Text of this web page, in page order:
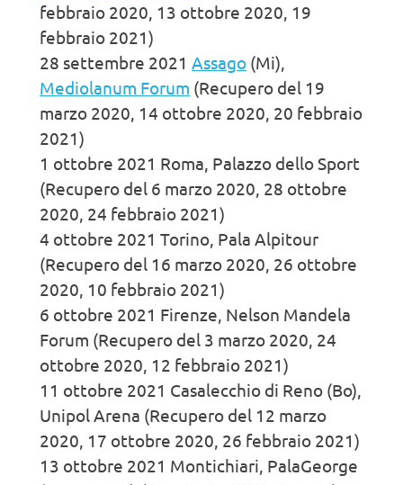
febbraio 2020, 13 ottobre 2020, 19
febbraio 2021)
28 settembre 2021 Assago (Mi),
Mediolanum Forum (Recupero del 19
marzo 2020, 14 ottobre 2020, 20 febbraio
2021)
1 ottobre 2021 Roma, Palazzo dello Sport
(Recupero del 6 marzo 2020, 28 ottobre
2020, 24 febbraio 2021)
4 ottobre 2021 Torino, Pala Alpitour
(Recupero del 16 marzo 2020, 26 ottobre
2020, 10 febbraio 2021)
6 ottobre 2021 Firenze, Nelson Mandela
Forum (Recupero del 3 marzo 2020, 24
ottobre 2020, 12 febbraio 2021)
11 ottobre 2021 Casalecchio di Reno (Bo),
Unipol Arena (Recupero del 12 marzo
2020, 17 ottobre 2020, 26 febbraio 2021)
13 ottobre 2021 Montichiari, PalaGeorge